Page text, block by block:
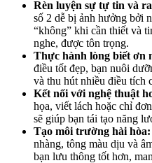
Rèn luyện sự tự tin và
số 2 dễ bị ảnh hưởng bởi
“không” khi cần thiết và
nghe, được tôn trọng.
Thực hành lòng biết ơn
điều tốt đẹp, bạn nuôi
và thu hút nhiều điều tích
Kết nối với nghệ thuật
họa, viết lách hoặc chỉ
sẽ giúp bạn tái tạo năng
Tạo môi trường hài hòa:
nhàng, tông màu dịu và
bạn lưu thông tốt hơn,